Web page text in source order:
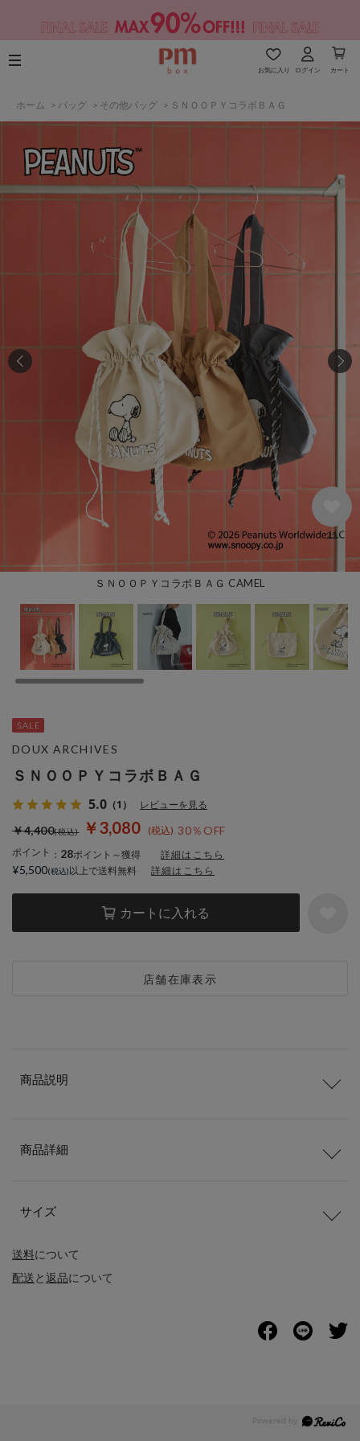
お気に入り ログイン カート
ホーム > バッグ > その他バッグ > ＳＮＯＯＰＹコラボＢＡＧ
ＳＮＯＯＰＹコラボＢＡＧ CAMEL
25
ＳＮＯＯＰＹコラボＢＡＧ
5.0 （1） レビューを見る
￥3,080 30％OFF
￥4,400
ポイント ： 28ポイント～獲得 詳細はこちら
カートに入れる
店舗在庫表示
DOUX ARCHIVES
¥5,500 以上で送料無料 詳細はこちら
送料について
配送と返品について
商品説明
商品詳細
サイズ